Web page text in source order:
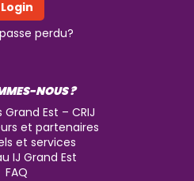
perdu?
NOUS ?
Est – CRIJ
et partenaires
et services
IJ Grand Est
FAQ